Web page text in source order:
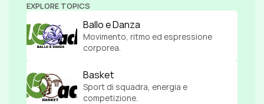
EXPLORE TOPICS
Ballo e Danza
Movimento, ritmo ed espressione
corporea.
Basket
Sport di squadra, energia e
competizione.